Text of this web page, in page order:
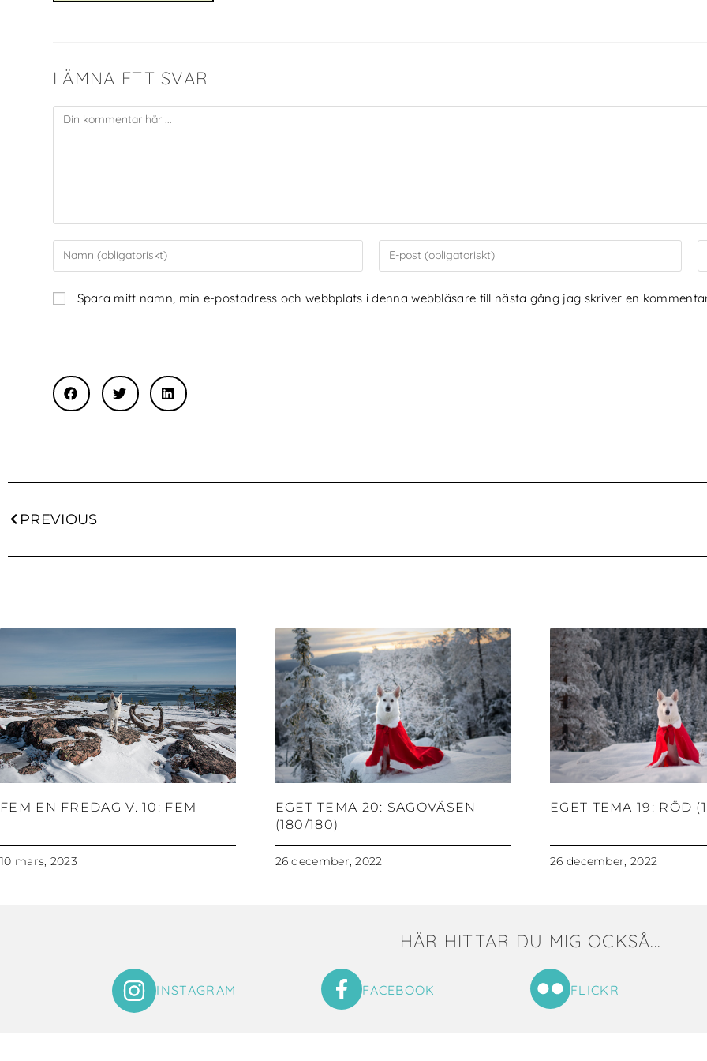
LÄMNA ETT SVAR
Spara mitt namn, min e-postadress och webbplats i denna webbläsare till nästa gång jag skriver en
PREVIOUS
FEM EN FREDAG V. 10: FEM
10 mars, 2023
EGET TEMA 20: SAGOVÄSEN
(180/180)
26 december, 2022
EGET TEMA 19: RÖD
26 december, 2022
HÄR HITTAR DU MIG OCKSÅ...
INSTAGRAM FACEBOOK FLICKR